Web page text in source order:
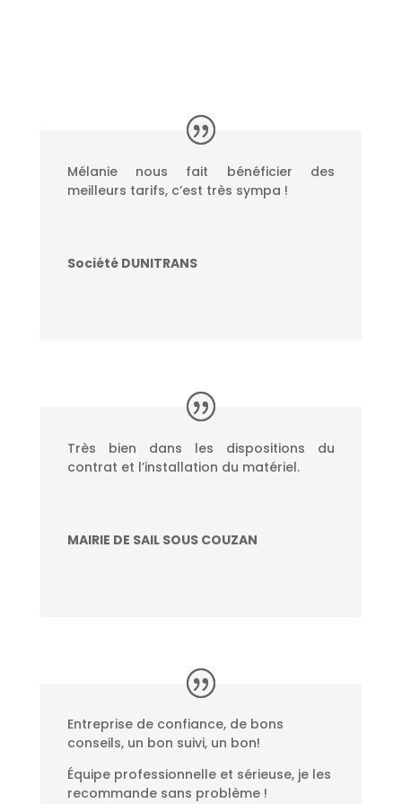
Mélanie nous fait bénéficier des
meilleurs tarifs, c’est très sympa !
Société DUNITRANS
Très bien dans les dispositions du
contrat et l’installation du matériel.
MAIRIE DE SAIL SOUS COUZAN
Entreprise de confiance, de bons
conseils, un bon suivi, un bon!
Équipe professionnelle et sérieuse, je les
recommande sans problème !